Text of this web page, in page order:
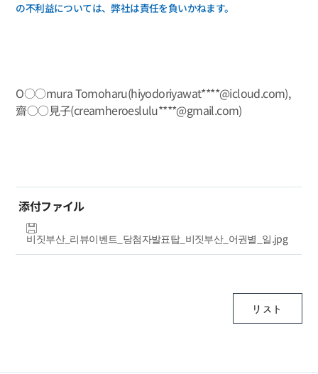
の不利益については、弊社は責任を負いかねます。
O○○mura Tomoharu(hiyodoriyawat****@icloud.com),
齋○○見子(creamheroeslulu****@gmail.com)
添付ファイル
비짓부산_리뷰이벤트_당첨자발표탑_비짓부산_어권별_일.jpg